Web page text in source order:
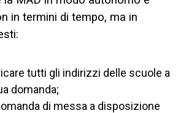
in termini di tempo, ma in
tutti gli indirizzi delle scuole a
domanda;
di messa a disposizione